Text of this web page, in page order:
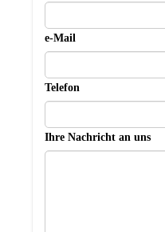
e-Mail
Telefon
Ihre Nachricht an uns